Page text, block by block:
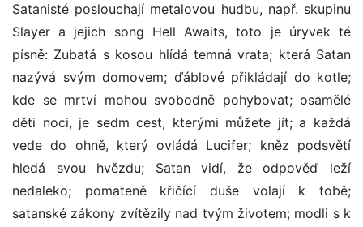
Satanisté poslouchají metalovou hudbu, např. skupinu
Slayer a jejich song Hell Awaits, toto je úryvek té
písně: Zubatá s kosou hlídá temná vrata; která Satan
nazývá svým domovem; ďáblové přikládají do kotle;
kde se mrtví mohou svobodně pohybovat; osamělé
děti noci, je sedm cest, kterými můžete jít; a každá
vede do ohně, který ovládá Lucifer; kněz podsvětí
hledá svou hvězdu; Satan vidí, že odpověď leží
nedaleko; pomateně křičící duše volají k tobě;
satanské zákony zvítězily nad tvým životem; modli s k